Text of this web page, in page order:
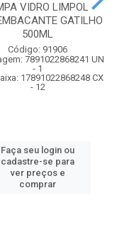
VIDRO LIMPOL
GATILHO
500ML
Código: 91906
7891022868241 UN
- 1
17891022868248 CX
- 12
Faça seu login ou
cadastre-se para
ver preços e
comprar